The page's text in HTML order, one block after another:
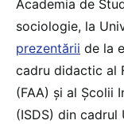
Academia de
sociologie, la
prezentării de la
cadru didactic al
(FAA) și al Școlii
(ISDS) din